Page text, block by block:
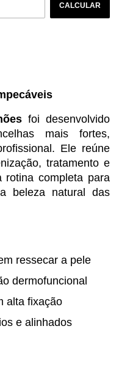
CALCULAR
foi desenvolvido
mais fortes,
Ele reúne
tratamento e
rotina completa para
beleza natural das
ressecar a pele
dermofuncional
alta fixação
e alinhados